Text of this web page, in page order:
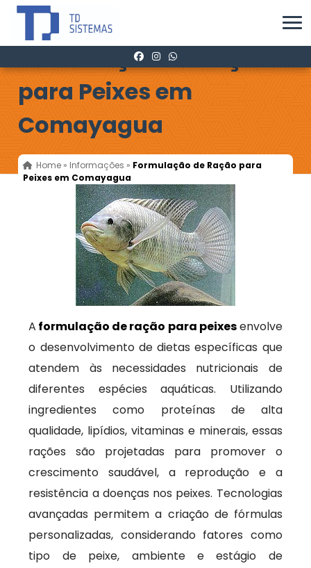
Formulação de Ração
para Peixes em
Comayagua
Home » Informações » Formulação de Ração para
Peixes em Comayagua
A formulação de ração para peixesenvolve
o desenvolvimento de dietas específicas que
atendem às necessidades nutricionais de
diferentes espécies aquáticas. Utilizando
ingredientes como proteínas de alta
qualidade, lipídios, vitaminas e minerais, essas
rações são projetadas para promover o
crescimento saudável, a reprodução e a
resistência a doenças nos peixes. Tecnologias
avançadas permitem a criação de fórmulas
personalizadas, considerando fatores como
tipo de peixe, ambiente e estágio de